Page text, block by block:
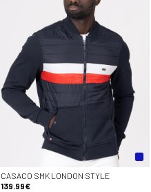
CASACO SMK LONDON STYLE
139.99€